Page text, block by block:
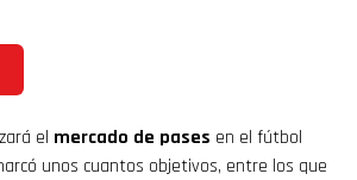
el mercado de pases en el fútbol
unos cuantos objetivos, entre los que